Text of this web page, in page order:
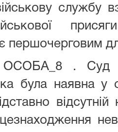
службу
першочерговим
. Суд
була наявна у